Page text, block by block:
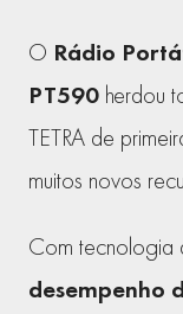
O Rádio
PT590 herdou
TETRA de
muitos novos
Com tecnologia
desempenho